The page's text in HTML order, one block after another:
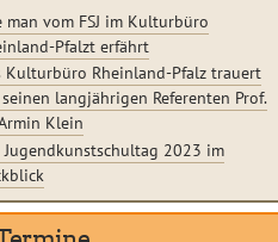
man vom FSJ im Kulturbüro
Pfalzt erfährt
Kulturbüro Rheinland-Pfalz trauert
langjährigen Referenten Prof.
Klein
Jugendkunstschultag 2023 im